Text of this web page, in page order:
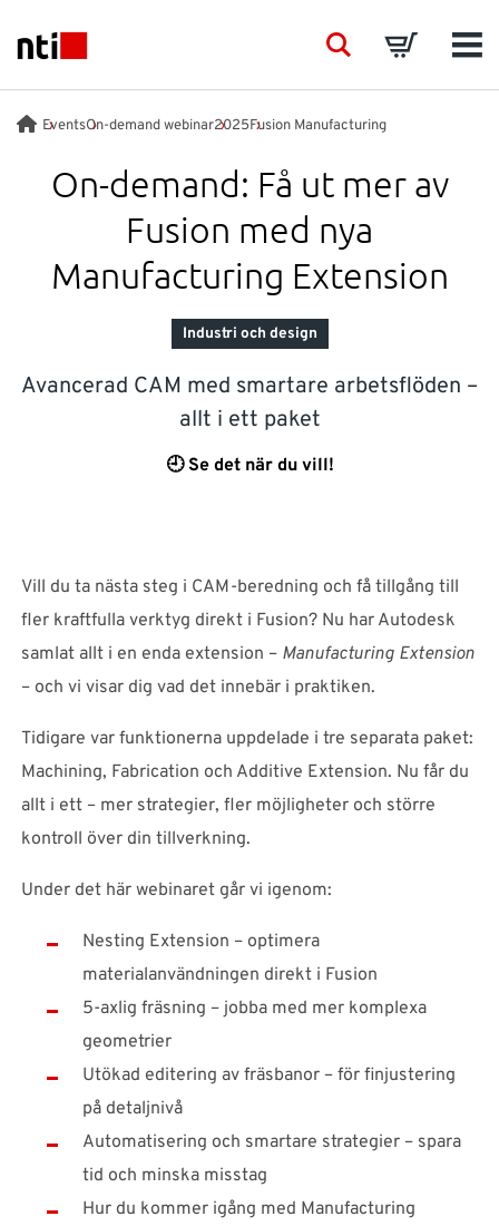
NTI logo
BRANSCHER
RÅDGIVNING
PRODUKTER
ACADEMY
EVENTS
INSIKTER
WEBSHOP
Support
Sverige NTI Group Brasil
France España Ireland Ísland Italia
SearchBasket
EventsOn-demand webinar2025Fusion Manufacturing
On-demand: Få ut mer av
Fusion med nya
Manufacturing Extension
Industri och design
Avancerad CAM med smartare arbetsflöden –
allt i ett paket
🕘Se det när du vill!
Vill du ta nästa steg i CAM-beredning och få tillgång till
fler kraftfulla verktyg direkt i Fusion? Nu har Autodesk
samlat allt i en enda extension – Manufacturing Extension
– och vi visar dig vad det innebär i praktiken.
Tidigare var funktionerna uppdelade i tre separata paket:
Machining, Fabrication och Additive Extension. Nu får du
allt i ett – mer strategier, fler möjligheter och större
kontroll över din tillverkning.
Under det här webinaret går vi igenom:
Nesting Extension – optimera
materialanvändningen direkt i Fusion
5-axlig fräsning – jobba med mer komplexa
geometrier
Utökad editering av fräsbanor – för finjustering
på detaljnivå
Automatisering och smartare strategier – spara
tid och minska misstag
Hur du kommer igång med Manufacturing